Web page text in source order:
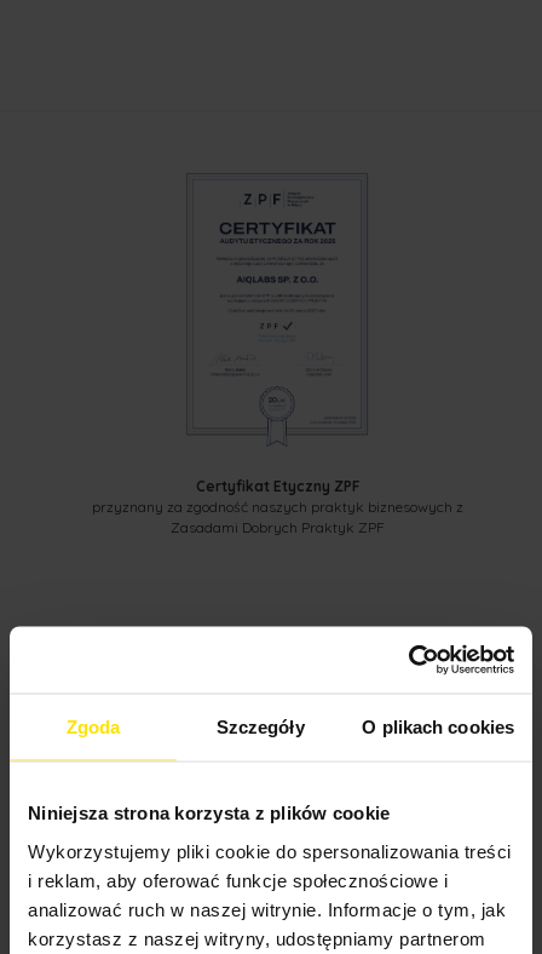
Zgoda Szczegóły O plikach cookies
Niniejsza strona korzysta z plików cookie
Wykorzystujemy pliki cookie do spersonalizowania treści
i reklam, aby oferować funkcje społecznościowe i
analizować ruch w naszej witrynie. Informacje o tym, jak
korzystasz z naszej witryny, udostępniamy partnerom
Certyfikat Etyczny ZPF
przyznany za zgodność naszych praktyk biznesowych z
Zasadami Dobrych Praktyk ZPF
Instytucja pożyczkowa roku 2022